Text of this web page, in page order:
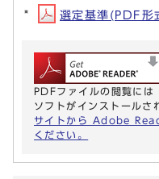
選定基準(PDF
PDFファイルの閲覧に
ソフトがインストールさ
サイトから Adobe
ください。